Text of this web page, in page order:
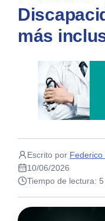
más
Escrito por
10/06/2026
Tiempo de lectura: